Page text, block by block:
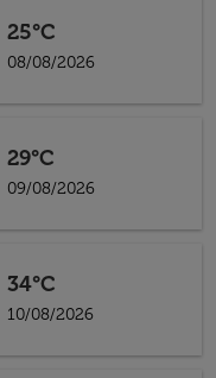
25°C
08/08/2026
29°C
09/08/2026
34°C
10/08/2026